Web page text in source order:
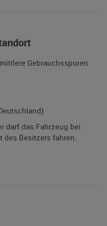
Gebrauchsspuren
darf das Fahrzeug bei
des Besitzers fahren.